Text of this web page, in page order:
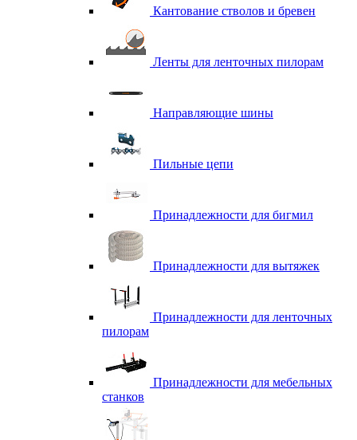
Кантование стволов и бревен
Ленты для ленточных пилорам
Направляющие шины
Пильные цепи
Принадлежности для бигмил
Принадлежности для вытяжек
Принадлежности для ленточных
пилорам
Принадлежности для мебельных
станков